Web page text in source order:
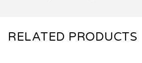
RELATED PRODUCTS